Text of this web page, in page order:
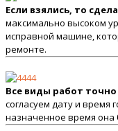
Если взялись, то
максимально высоком
исправной машине,
ремонте.
Все виды работ
согласуем дату и
назначенное время она